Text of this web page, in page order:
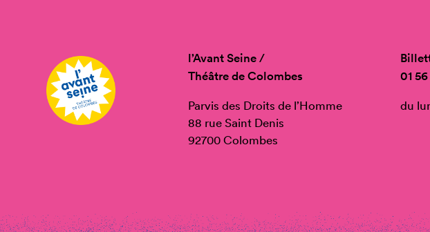
l’Avant Seine /
Théâtre de Colombes
Parvis des Droits de l’Homme
88 rue Saint Denis
92700 Colombes
01
du